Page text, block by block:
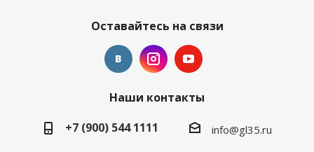
Оставайтесь на связи
Наши контакты
+7 (900) 544 1111
info@gl35.ru